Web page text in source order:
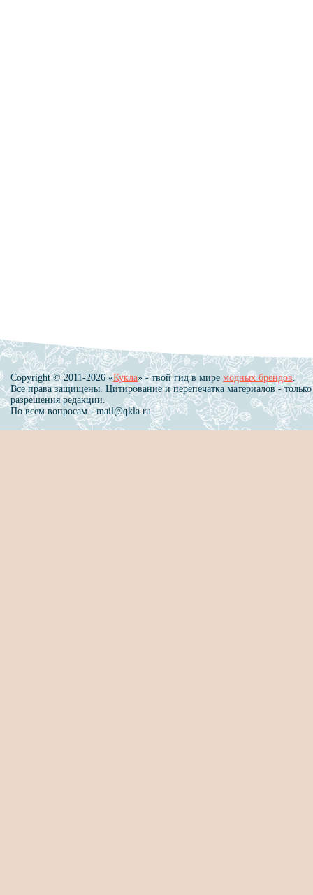
Copyright © 2011-2026 «Кукла» - твой гид в мире модных брендов.
Все права защищены. Цитирование и перепечатка материалов - только
разрешения редакции.
По всем вопросам - mail@qkla.ru